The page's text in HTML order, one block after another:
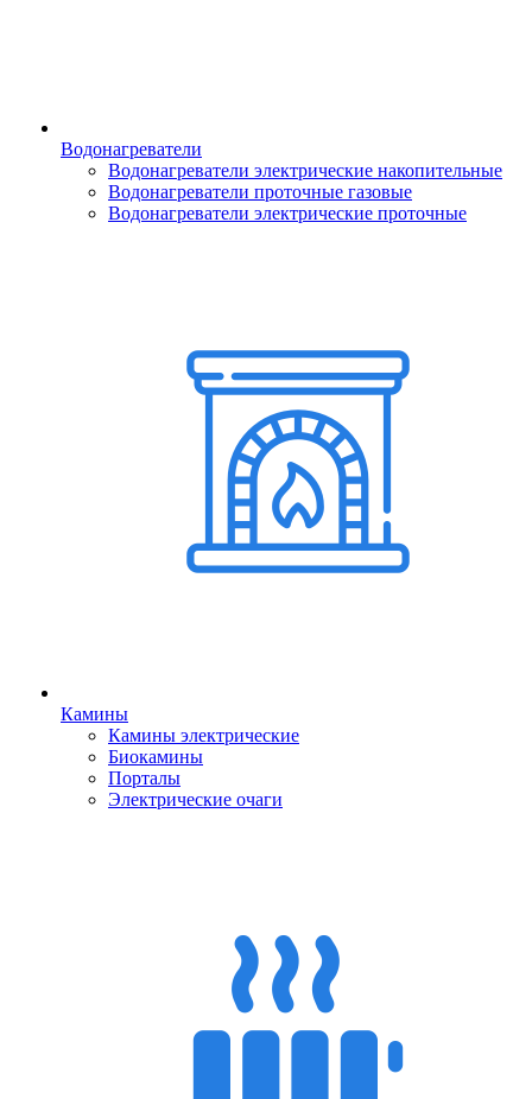
Водонагреватели
Водонагреватели электрические накопительные
Водонагреватели проточные газовые
Водонагреватели электрические проточные
Камины
Камины электрические
Биокамины
Порталы
Электрические очаги